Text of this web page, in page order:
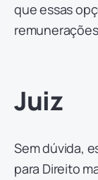
que essas
Juiz
Sem dúvida,
para Direito